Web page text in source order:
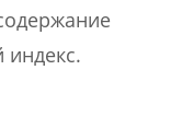
индекс.